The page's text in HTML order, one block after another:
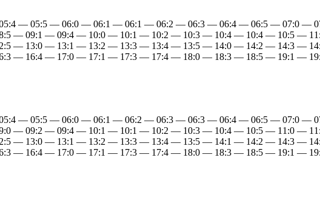
— 05:5 — 06:0 — 06:1 — 06:1 — 06:2 — 06:3 — 06:4 — 06:5 — 07:0 —
— 09:1 — 09:4 — 10:0 — 10:1 — 10:2 — 10:3 — 10:4 — 10:4 — 10:5 —
— 13:0 — 13:1 — 13:2 — 13:3 — 13:4 — 13:5 — 14:0 — 14:2 — 14:3 —
— 16:4 — 17:0 — 17:1 — 17:3 — 17:4 — 18:0 — 18:3 — 18:5 — 19:1 —
— 05:5 — 06:0 — 06:1 — 06:2 — 06:3 — 06:3 — 06:4 — 06:5 — 07:0 —
— 09:2 — 09:4 — 10:1 — 10:1 — 10:2 — 10:3 — 10:4 — 10:5 — 11:0 —
— 13:0 — 13:1 — 13:2 — 13:3 — 13:4 — 13:5 — 14:1 — 14:2 — 14:3 —
— 16:4 — 17:0 — 17:1 — 17:3 — 17:4 — 18:0 — 18:3 — 18:5 — 19:1 —